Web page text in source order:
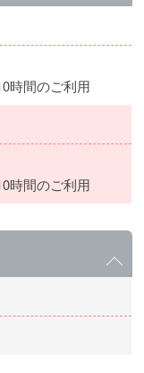
時間のご利用
時間のご利用